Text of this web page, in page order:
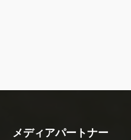
メディアパートナー